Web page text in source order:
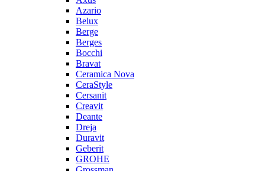
Azario
Belux
Berge
Berges
Bocchi
Bravat
Ceramica Nova
CeraStyle
Cersanit
Creavit
Deante
Dreja
Duravit
Geberit
GROHE